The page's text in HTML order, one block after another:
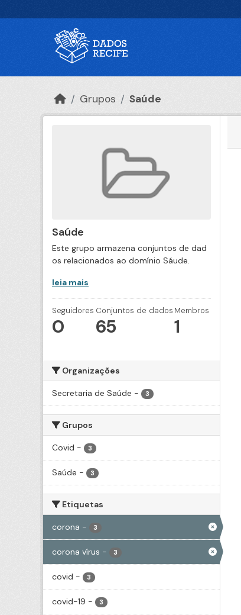
Grupos Saúde
Saúde
Este grupo armazena conjuntos de dad
os relacionados ao domínio Sáude.
leia mais
Seguidores
0
Conjuntos de dados
65
Membros
1
Organizações
Secretaria de Saúde - 3
Grupos
Covid - 3
Saúde - 3
Etiquetas
corona - 3
corona vírus - 3
covid - 3
covid-19 - 3